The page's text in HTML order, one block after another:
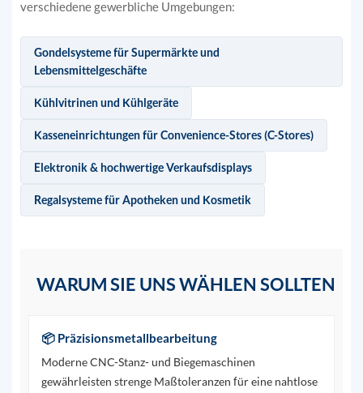
verschiedene gewerbliche Umgebungen:
Gondelsysteme für Supermärkte und
Lebensmittelgeschäfte
Kühlvitrinen und Kühlgeräte
Kasseneinrichtungen für Convenience-Stores (C-Stores)
Elektronik & hochwertige Verkaufsdisplays
Regalsysteme für Apotheken und Kosmetik
WARUM SIE UNS WÄHLEN SOLLTEN
📦 Präzisionsmetallbearbeitung
Moderne CNC-Stanz- und Biegemaschinen
gewährleisten strenge Maßtoleranzen für eine nahtlose